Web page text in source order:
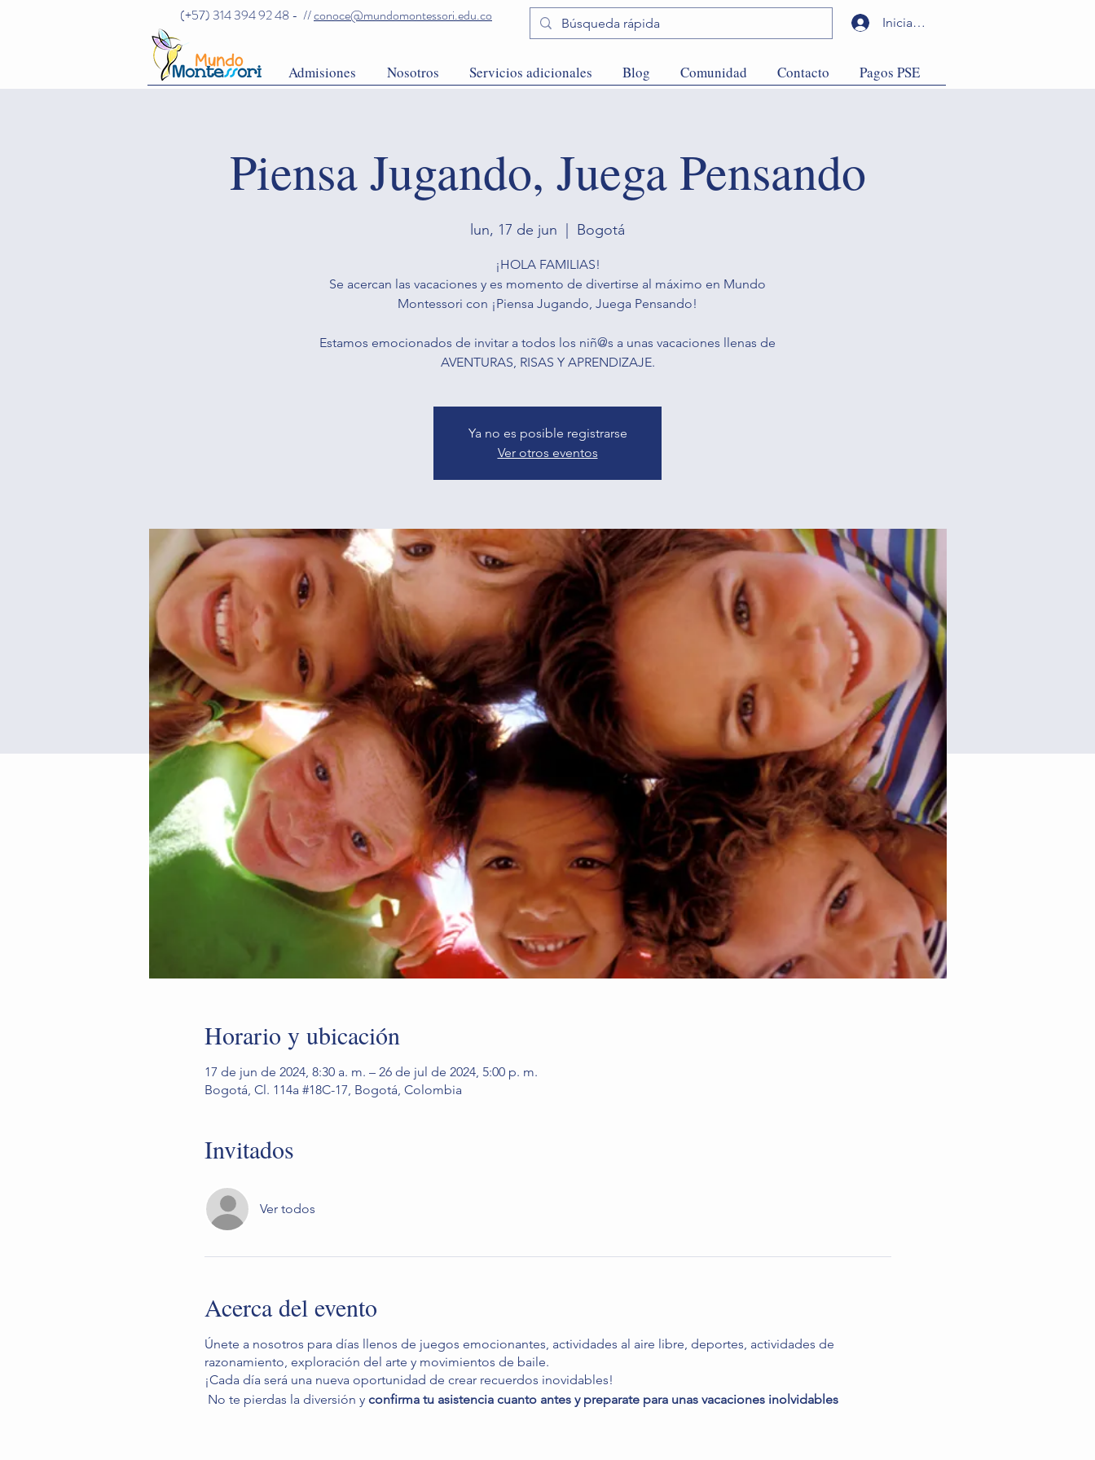
(+57) 314 394 92 48 - //conoce@mundomontessori.edu.co
Admisiones Nosotros Servicios adicionales Blog Comunidad Contacto Pagos PSE
Iniciar sesión
Piensa Jugando, Juega Pensando
lun, 17 de jun Bogotá
¡HOLA FAMILIAS!
Se acercan las vacaciones y es momento de divertirse al máximo en Mundo
Montessori con ¡Piensa Jugando, Juega Pensando!
Estamos emocionados de invitar a todos los niñ@s a unas vacaciones llenas de
AVENTURAS, RISAS Y APRENDIZAJE.
Ya no es posible registrarse
Ver otros eventos
Horario y ubicación
17 de jun de 2024, 8:30 a. m. – 26 de jul de 2024, 5:00 p. m.
Bogotá, Cl. 114a #18C-17, Bogotá, Colombia
Invitados
Ver todos
Acerca del evento
Únete a nosotros para días llenos de juegos emocionantes, actividades al aire libre, deportes, actividades de
razonamiento, exploración del arte y movimientos de baile.
¡Cada día será una nueva oportunidad de crear recuerdos inovidables!
No te pierdas la diversión yconfirma tu asistencia cuanto antes y preparate para unas vacaciones inolvidables